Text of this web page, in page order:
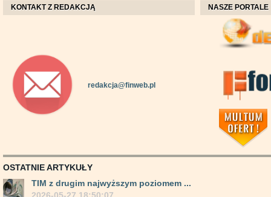
KONTAKT Z REDAKCJĄ
redakcja@finweb.pl
NASZE PORTALE
OSTATNIE ARTYKUŁY
TIM z drugim najwyższym poziomem ...